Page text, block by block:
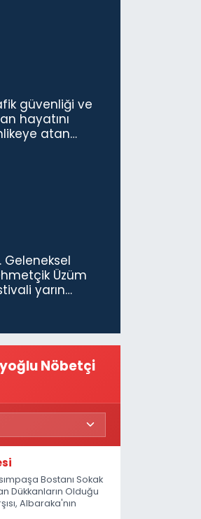
güvenliği ve
hayatını
atan
Geleneksel
Üzüm
yarın
Nöbetçi
Bostanı Sokak
Dükkanların Olduğu
Albaraka'nın